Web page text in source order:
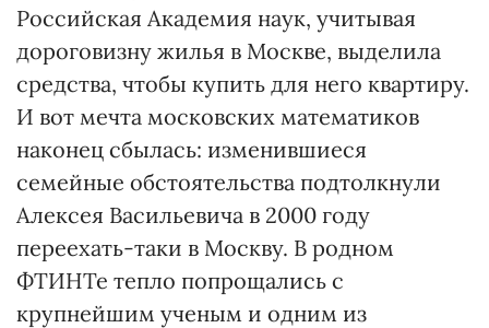
Российская Академия наук, учитывая
дороговизну жилья в Москве, выделила
средства, чтобы купить для него квартиру.
И вот мечта московских математиков
наконец сбылась: изменившиеся
семейные обстоятельства подтолкнули
Алексея Васильевича в 2000 году
переехать-таки в Москву. В родном
ФТИНТе тепло попрощались с
крупнейшим ученым и одним из